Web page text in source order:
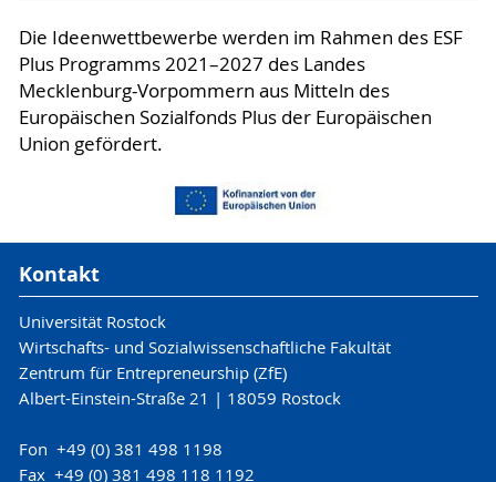
Die Ideenwettbewerbe werden im Rahmen des ESF
Plus Programms 2021–2027 des Landes
Mecklenburg-Vorpommern aus Mitteln des
Europäischen Sozialfonds Plus der Europäischen
Union gefördert.
Kontakt
Universität Rostock
Wirtschafts- und Sozialwissenschaftliche Fakultät
Zentrum für Entrepreneurship (ZfE)
Albert-Einstein-Straße 21 | 18059 Rostock
Fon +49 (0) 381 498 1198
Fax +49 (0) 381 498 118 1192